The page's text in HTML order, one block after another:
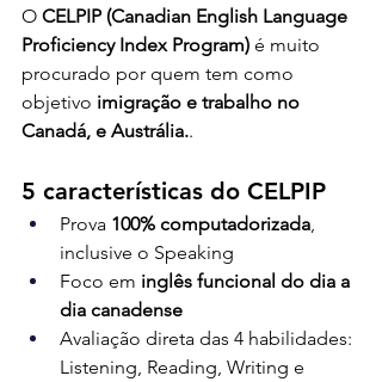
O CELPIP (Canadian English Language
Proficiency Index Program) é muito
procurado por quem tem como
objetivo imigração e trabalho no
Canadá, e Austrália..
5 características do CELPIP
Prova 100% computadorizada
inclusive o Speaking
Foco em inglês funcional do dia a
dia canadense
Avaliação direta das 4 habilidades:
Listening, Reading, Writing e